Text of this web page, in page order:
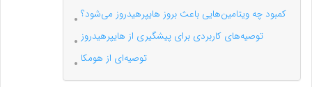
کمبود چه ویتامین‌هایی باعث بروز هایپرهیدروز می‌شود؟
توصیه‌های کاربردی برای پیشگیری از هایپرهیدروز
توصیه‌ای از هومکا